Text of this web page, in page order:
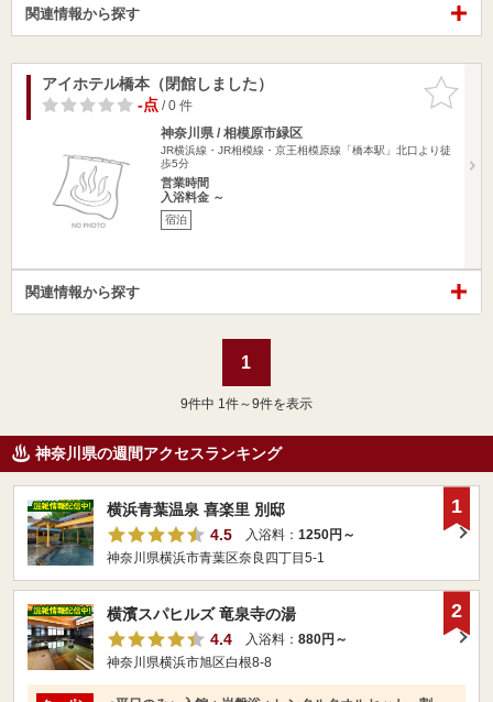
関連情報から探す
お気に入
りに追加
アイホテル橋本（閉館しました）
-点/ 0 件
神奈川県 / 相模原市緑区
JR横浜線・JR相模線・京王相模原線「橋本駅」北口より徒
歩5分
営業時間
入浴料金 ～
宿泊
関連情報から探す
1
9件中 1件～9件を表示
神奈川県の週間アクセスランキング
横浜青葉温泉 喜楽里 別邸
4.5
入浴料： 1250円～
神奈川県横浜市青葉区奈良四丁目5-1
1
横濱スパヒルズ 竜泉寺の湯
4.4
入浴料： 880円～
神奈川県横浜市旭区白根8-8
2